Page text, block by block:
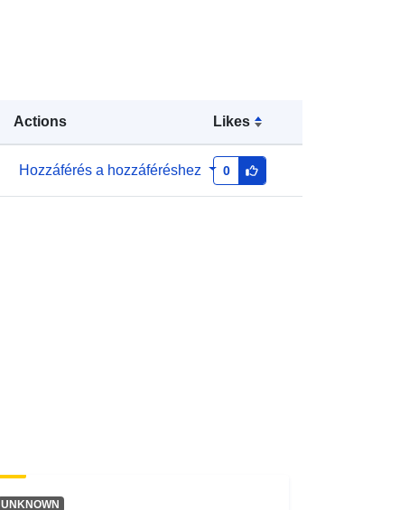
Actions Likes
Hozzáférés a hozzáféréshez 0
http://inspire.ec.europa.eu/metadata-
codelist/SpatialDataServiceType/do
UNKNOWN